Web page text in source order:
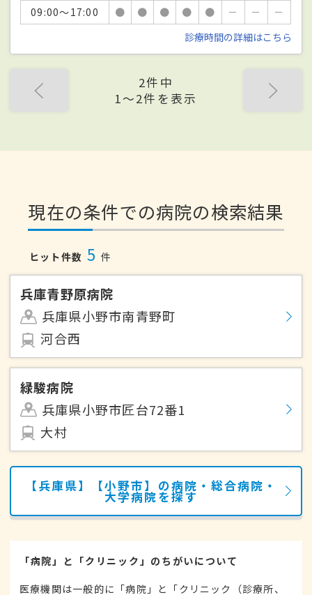
09:00～17:00
● ● ● ● ● － －
－
診療時間の詳細はこちら
2件中
1〜2件を表示
現在の条件での病院の検索結果
ヒット件数 5 件
兵庫青野原病院
兵庫県小野市南青野町
河合西
緑駿病院
兵庫県小野市匠台72番1
大村
【兵庫県】【小野市】の病院・総合病院・
大学病院を探す
「病院」と「クリニック」のちがいについて
医療機関は一般的に「病院」と「クリニック（診療所、